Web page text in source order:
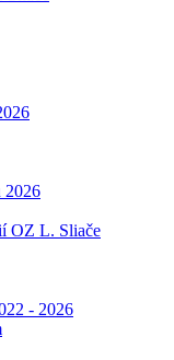
2026
OZ L. Sliače
- 2026